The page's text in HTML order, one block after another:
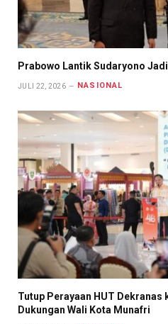
Prabowo Lantik Sudaryono
JULI 22, 2026 NASIONAL
Tutup Perayaan HUT
Dukungan Wali Kota Munafri